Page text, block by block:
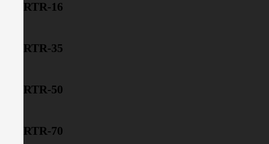
RTR-16
RTR-35
RTR-50
RTR-70